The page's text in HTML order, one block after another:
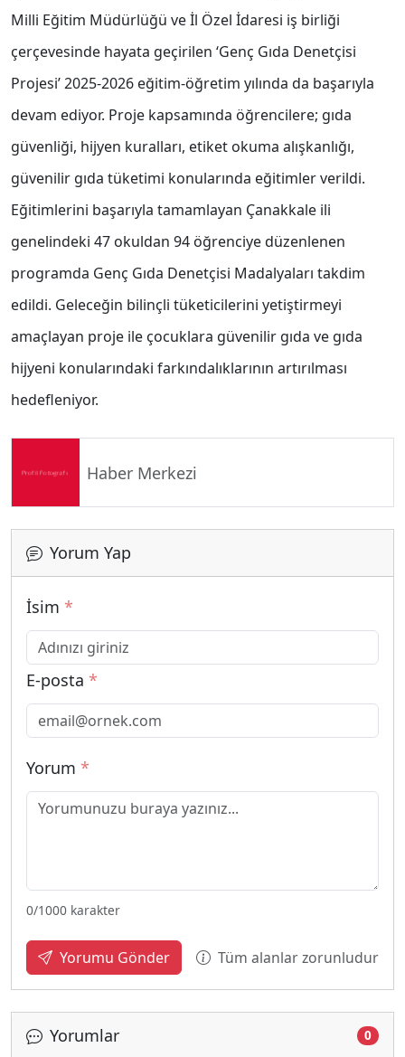
Milli Eğitim Müdürlüğü ve İl Özel İdaresi iş birliği
çerçevesinde hayata geçirilen ‘Genç Gıda Denetçisi
Projesi’ 2025-2026 eğitim-öğretim yılında da başarıyla
devam ediyor. Proje kapsamında öğrencilere; gıda
güvenliği, hijyen kuralları, etiket okuma alışkanlığı,
güvenilir gıda tüketimi konularında eğitimler verildi.
Eğitimlerini başarıyla tamamlayan Çanakkale ili
genelindeki 47 okuldan 94 öğrenciye düzenlenen
programda Genç Gıda Denetçisi Madalyaları takdim
edildi. Geleceğin bilinçli tüketicilerini yetiştirmeyi
amaçlayan proje ile çocuklara güvenilir gıda ve gıda
hijyeni konularındaki farkındalıklarının artırılması
hedefleniyor.
Haber Merkezi
Yorum Yap
İsim *
E-posta *
Yorum *
0/1000 karakter
Yorumu Gönder Tüm alanlar zorunludur
Yorumlar 0